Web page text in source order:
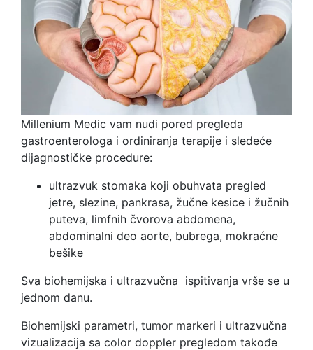
Millenium Medic vam nudi pored pregleda
gastroenterologa i ordiniranja terapije i sledeće
dijagnostičke procedure:
ultrazvuk stomaka koji obuhvata pregled
jetre, slezine, pankrasa, žučne kesice i žučnih
puteva, limfnih čvorova abdomena,
abdominalni deo aorte, bubrega, mokraćne
bešike
Sva biohemijska i ultrazvučna ispitivanja vrše se u
jednom danu.
Biohemijski parametri, tumor markeri i ultrazvučna
vizualizacija sa color doppler pregledom takođe